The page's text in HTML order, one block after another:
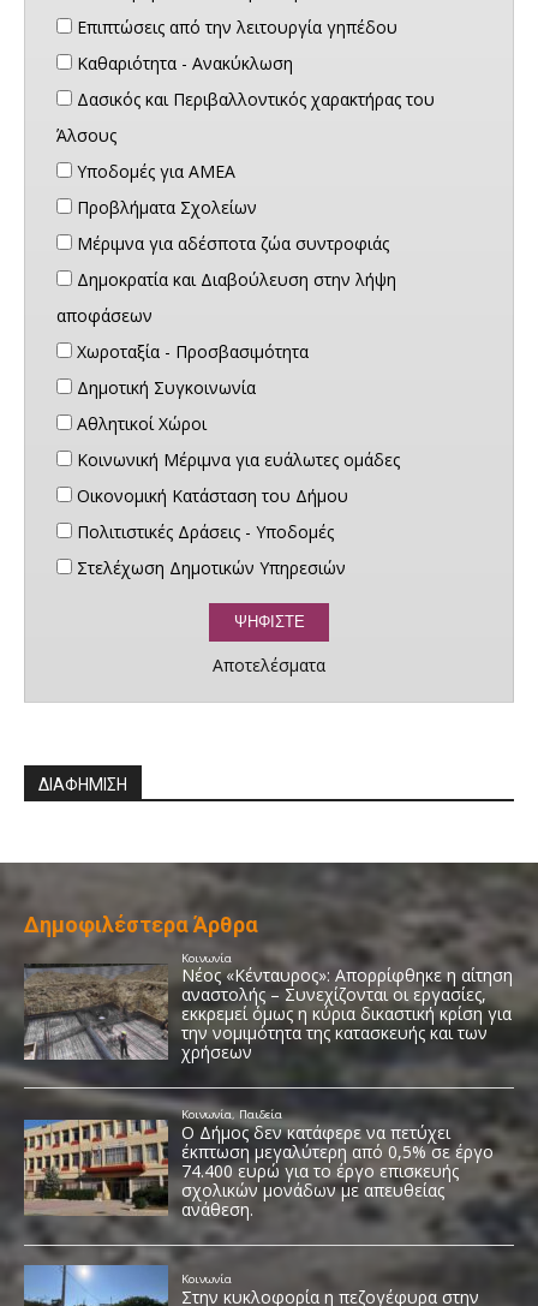
Επιπτώσεις από την λειτουργία γηπέδου
Καθαριότητα - Ανακύκλωση
Δασικός και Περιβαλλοντικός χαρακτήρας του
Άλσους
Υποδομές για ΑΜΕΑ
Προβλήματα Σχολείων
Μέριμνα για αδέσποτα ζώα συντροφιάς
Δημοκρατία και Διαβούλευση στην λήψη
αποφάσεων
Χωροταξία - Προσβασιμότητα
Δημοτική Συγκοινωνία
Αθλητικοί Χώροι
Κοινωνική Μέριμνα για ευάλωτες ομάδες
Οικονομική Κατάσταση του Δήμου
Πολιτιστικές Δράσεις - Υποδομές
Στελέχωση Δημοτικών Υπηρεσιών
Αποτελέσματα
ΔΙΑΦΗΜΙΣΗ
Δημοφιλέστερα Άρθρα